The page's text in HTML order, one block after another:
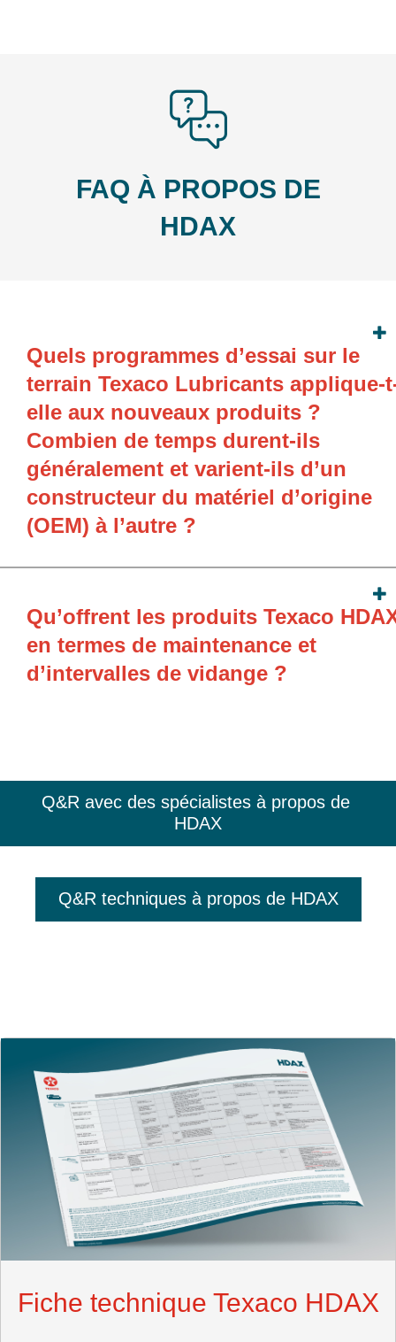
FAQ À PROPOS DE
HDAX
Quels programmes d’essai sur le
terrain Texaco Lubricants applique-
elle aux nouveaux produits ?
Combien de temps durent-ils
généralement et varient-ils d’un
constructeur du matériel d’origine
(OEM) à l’autre ?
Qu’offrent les produits Texaco
en termes de maintenance et
d’intervalles de vidange ?
Q&R avec des spécialistes à propos de
HDAX
Q&R techniques à propos de HDAX
Fiche technique Texaco HDAX